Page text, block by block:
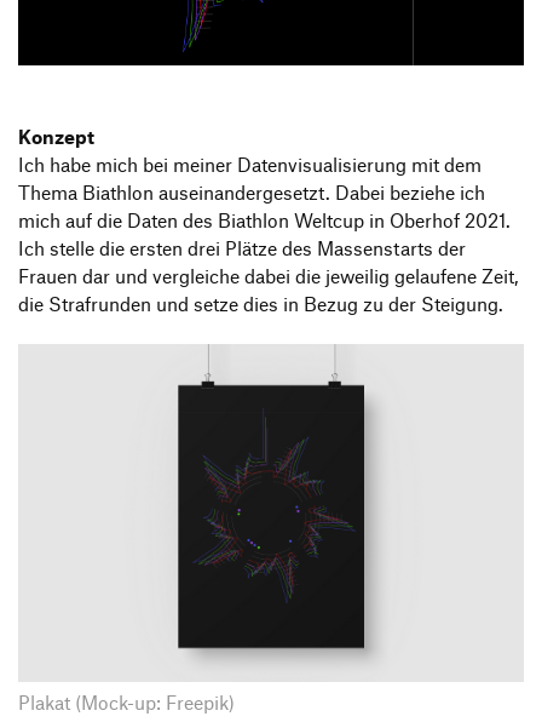
Transfer und Kooperation
Produktgestaltung B.A.
Strategische Gestaltung M.A.
Konzept
Ich habe mich bei meiner Datenvisualisierung mit dem
Thema Biathlon auseinandergesetzt. Dabei beziehe ich
mich auf die Daten des Biathlon Weltcup in Oberhof 2021.
Ich stelle die ersten drei Plätze des Massenstarts der
Frauen dar und vergleiche dabei die jeweilig gelaufene Zeit,
die Strafrunden und setze dies in Bezug zu der Steigung.
Plakat (Mock-up: Freepik)